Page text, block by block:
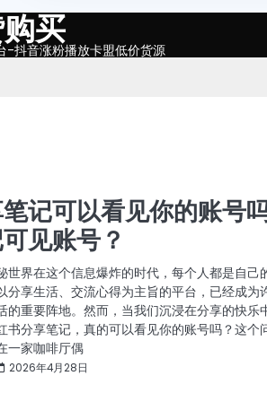
买
-抖音涨粉播放卡盟低价货源
记可以看见你的账号吗
见账号？
世界在这个信息爆炸的时代，每个人都是自己
分享生活、交流心得为主旨的平台，已经成为
的重要阵地。然而，当我们沉浸在分享的快乐
书分享笔记，真的可以看见你的账号吗？这个
一家咖啡厅偶
2026年4月28日